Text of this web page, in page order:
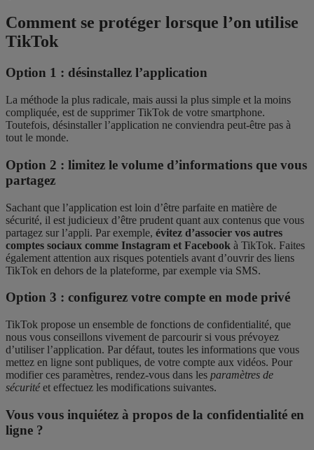
Comment se protéger lorsque l’on utilise
TikTok
Option 1 : désinstallez l’application
La méthode la plus radicale, mais aussi la plus simple et la moins
compliquée, est de supprimer TikTok de votre smartphone.
Toutefois, désinstaller l’application ne conviendra peut-être pas à
tout le monde.
Option 2 : limitez le volume d’informations que vous
partagez
Sachant que l’application est loin d’être parfaite en matière de
sécurité, il est judicieux d’être prudent quant aux contenus que vous
partagez sur l’appli. Par exemple, évitez d’associer vos autres
comptes sociaux comme Instagram et Facebook à TikTok. Faites
également attention aux risques potentiels avant d’ouvrir des liens
TikTok en dehors de la plateforme, par exemple via SMS.
Option 3 : configurez votre compte en mode privé
TikTok propose un ensemble de fonctions de confidentialité, que
nous vous conseillons vivement de parcourir si vous prévoyez
d’utiliser l’application. Par défaut, toutes les informations que vous
mettez en ligne sont publiques, de votre compte aux vidéos. Pour
modifier ces paramètres, rendez-vous dans les paramètres de
sécuritéet effectuez les modifications suivantes.
Vous vous inquiétez à propos de la confidentialité en
ligne ?